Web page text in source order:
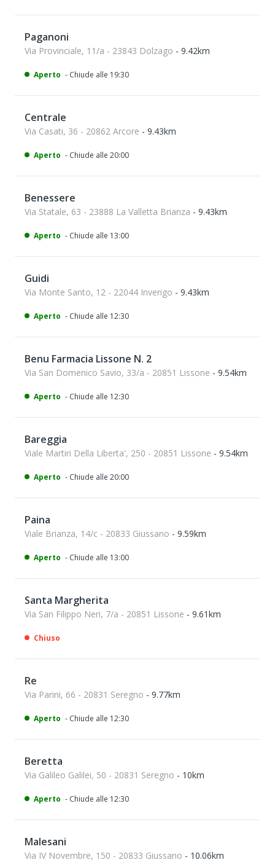
Paganoni
Via Provinciale, 11/a - 23843 Dolzago - 9.42km
Aperto - Chiude alle 19:30
Centrale
Via Casati, 36 - 20862 Arcore - 9.43km
Aperto - Chiude alle 20:00
Benessere
Via Statale, 63 - 23888 La Valletta Brianza - 9.43km
Aperto - Chiude alle 13:00
Guidi
Via Monte Santo, 12 - 22044 Inverigo - 9.43km
Aperto - Chiude alle 12:30
Benu Farmacia Lissone N. 2
Via San Domenico Savio, 33/a - 20851 Lissone - 9.54km
Aperto - Chiude alle 12:30
Bareggia
Viale Martiri Della Liberta', 250 - 20851 Lissone - 9.54km
Aperto - Chiude alle 20:00
Paina
Viale Brianza, 14/c - 20833 Giussano - 9.59km
Aperto - Chiude alle 13:00
Santa Margherita
Via San Filippo Neri, 7/a - 20851 Lissone - 9.61km
Chiuso
Re
Via Parini, 66 - 20831 Seregno - 9.77km
Aperto - Chiude alle 12:30
Beretta
Via Galileo Galilei, 50 - 20831 Seregno - 10km
Aperto - Chiude alle 12:30
Malesani
Via IV Novembre, 150 - 20833 Giussano - 10.06km